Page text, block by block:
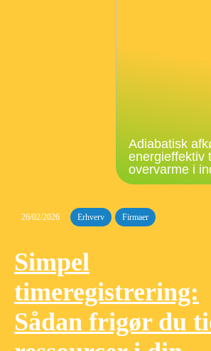
Adiabatisk
energieffektiv
overvarme i
26/02/2026 Erhverv Firmaer
Simpel
timeregistrering:
Sådan frigør du